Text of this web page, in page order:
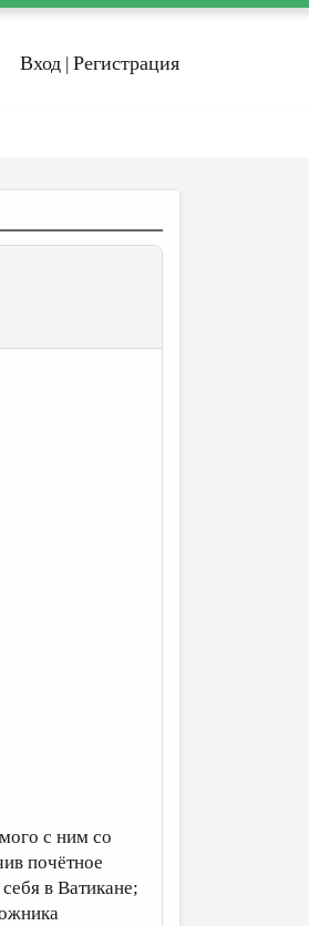
Вход | Регистрация
с ним со
почётное
в Ватикане;